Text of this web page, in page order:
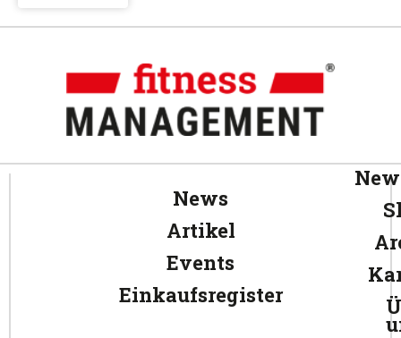
News
Artikel
Events
Einkaufsregister